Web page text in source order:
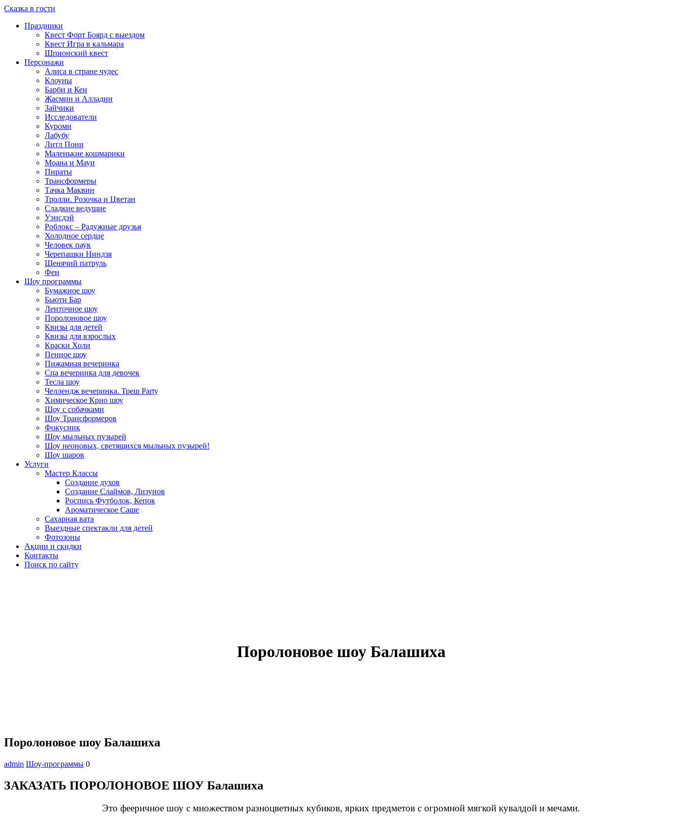
Сказка в гости
Праздники
Квест Форт Боярд с выездом
Квест Игра в кальмара
Шпионский квест
Персонажи
Алиса в стране чудес
Клоуны
Барби и Кен
Жасмин и Алладин
Зайчики
Исследователи
Куроми
Лабубу
Литл Пони
Маленькие кошмарики
Моана и Мауи
Пираты
Трансформеры
Тачка Маквин
Тролли. Розочка и Цветан
Сладкие ведущие
Уэнсдэй
Роблокс – Радужные друзья
Холодное сердце
Человек паук
Черепашки Ниндзя
Щенячий патруль
Феи
Шоу программы
Бумажное шоу
Бьюти Бар
Ленточное шоу
Поролоновое шоу
Квизы для детей
Квизы для взрослых
Краски Холи
Пенное шоу
Пижамная вечеринка
Спа вечеринка для девочек
Тесла шоу
Челлендж вечеринка. Треш Party
Химическое Крио шоу
Шоу с собачками
Шоу Трансформеров
Фокусник
Шоу мыльных пузырей
Шоу неоновых, светящихся мыльных пузырей!
Шоу шаров
Услуги
Мастер Классы
Создание духов
Создание Слаймов, Лизунов
Роспись Футболок, Кепок
Ароматическое Саше
Сахарная вата
Выездные спектакли для детей
Фотозоны
Акции и скидки
Контакты
Поиск по сайту
Поролоновое шоу Балашиха
Поролоновое шоу Балашиха
admin Шоу-программы 0
ЗАКАЗАТЬ ПОРОЛОНОВОЕ ШОУ Балашиха
Это фееричное шоу с множеством разноцветных кубиков, ярких предметов с огромной мягкой кувалдой и мечами.